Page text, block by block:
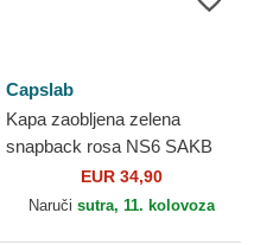
Capslab
Kapa zaobljena zelena
snapback rosa NS6 SAKB
Sakura Haruno Naruto
Capslab
EUR 34,90
Naruči sutra, 11. kolovoza